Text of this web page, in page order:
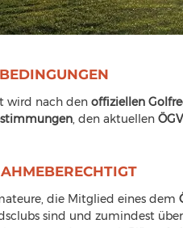
wird nach den offiziellen
, den aktuellen
die Mitglied eines dem
sind und zumindest